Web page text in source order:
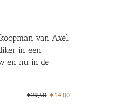
van Axel.
in een
en nu in de
€29,50 Oorspronkelijke
€14,00Huidige